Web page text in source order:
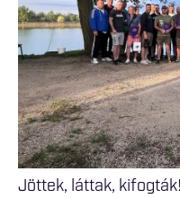
Jöttek, láttak,